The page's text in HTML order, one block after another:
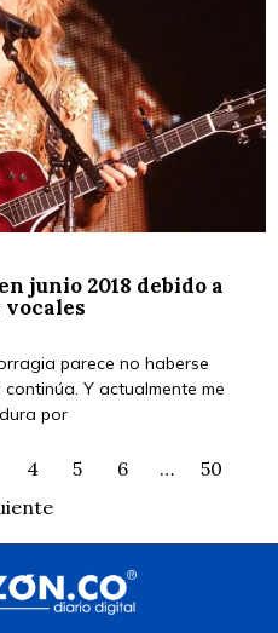
junio 2018 debido a
parece no haberse
Y actualmente me
por
4 5 6 …
50